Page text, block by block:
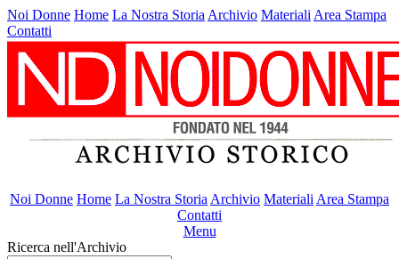
Noi Donne Home La Nostra Storia Archivio Materiali Area Stampa
Contatti
Noi Donne Home La Nostra Storia Archivio Materiali Area Stampa
Contatti
Menu
Ricerca nell'Archivio